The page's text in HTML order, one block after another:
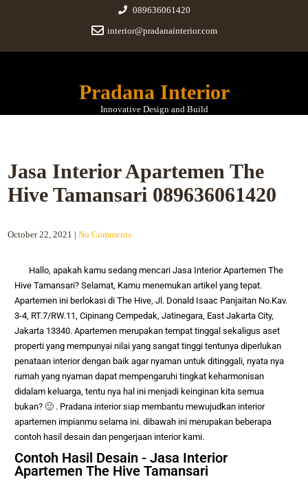
089636061420
interior@pradanainterior.com
Pradana Interior
Innovative Design and Build
Jasa Interior Apartemen The
Hive Tamansari 089636061420
October 22, 2021 |No Comments
Hallo, apakah kamu sedang mencariJasa Interior Apartemen The
Hive Tamansari? Selamat, Kamu menemukan artikel yang tepat.
Apartemen ini berlokasi diThe Hive, Jl. Donald Isaac Panjaitan No.Kav.
3-4, RT.7/RW.11, Cipinang Cempedak, Jatinegara, East Jakarta City,
Jakarta 13340.Apartemen merupakan tempat tinggal sekaligus aset
properti yang mempunyai nilai yang sangat tinggi tentunya diperlukan
penataan interior dengan baik agar nyaman untuk ditinggali, nyata nya
rumah yang nyaman dapat mempengaruhi tingkat keharmonisan
didalam keluarga, tentu nya hal ini menjadi keinginan kita semua
bukan? 🙂 . Pradana interior siap membantu mewujudkan interior
apartemen impianmu selama ini. dibawah ini merupakan beberapa
contoh hasil desain dan pengerjaan interior kami.
Contoh Hasil Desain - Jasa Interior
Apartemen The Hive Tamansari